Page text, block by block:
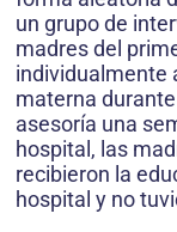
un grupo de
madres del
individualmente
materna
asesoría una
hospital, las
recibieron la
hospital y no